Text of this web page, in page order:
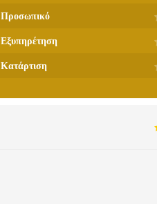
Προσωπικό
Εξυπηρέτηση
Κατάρτιση